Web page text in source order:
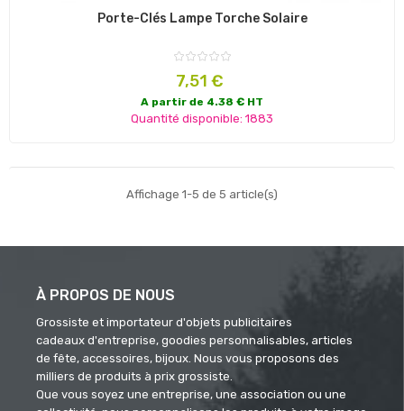
Porte-Clés Lampe Torche Solaire
Prix
7,51 €
A partir de 4.38 € HT
Quantité disponible: 1883
Affichage 1-5 de 5 article(s)
À PROPOS DE NOUS
Grossiste et importateur d'objets publicitaires
cadeaux d'entreprise, goodies personnalisables, articles
de fête, accessoires, bijoux. Nous vous proposons des
milliers de produits à prix grossiste.
Que vous soyez une entreprise, une association ou une